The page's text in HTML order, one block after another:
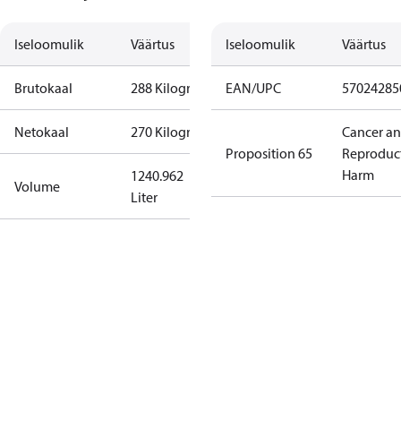
Iseloomulik Väärtus
Brutokaal 288 Kilogram
Netokaal 270 Kilogram
Volume
1240.962
Liter
Iseloomulik Väärtus
EAN/UPC
Proposition 65
Cancer
Harm